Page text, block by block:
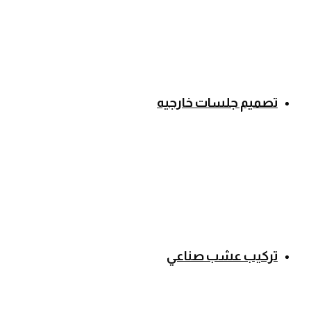
تصميم جلسات خارجيه
تركيب عشب صناعي